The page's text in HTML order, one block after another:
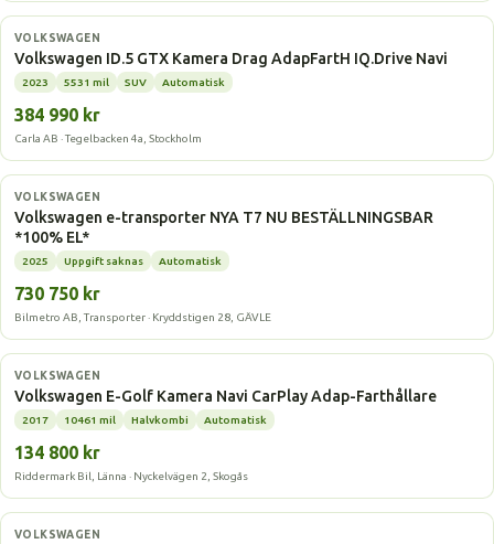
Elbil
VOLKSWAGEN
Volkswagen ID.5 GTX Kamera Drag AdapFartH IQ.Drive Navi
2023 5531 mil SUV Automatisk
384 990 kr
Carla AB · Tegelbacken 4a, Stockholm
Elbil
VOLKSWAGEN
Volkswagen e-transporter NYA T7 NU BESTÄLLNINGSBAR
*100% EL*
2025 Uppgift saknas Automatisk
730 750 kr
Bilmetro AB, Transporter · Kryddstigen 28, GÄVLE
Elbil
VOLKSWAGEN
Volkswagen E-Golf Kamera Navi CarPlay Adap-Farthållare
2017 10461 mil Halvkombi Automatisk
134 800 kr
Riddermark Bil, Länna · Nyckelvägen 2, Skogås
Elbil
VOLKSWAGEN